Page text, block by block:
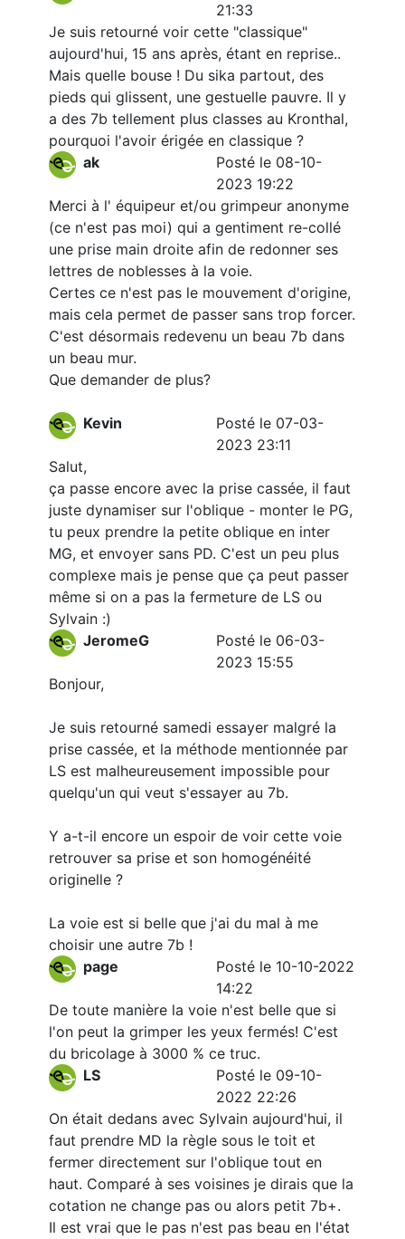
21:33
Je suis retourné voir cette "classique"
aujourd'hui, 15 ans après, étant en reprise..
Mais quelle bouse ! Du sika partout, des
pieds qui glissent, une gestuelle pauvre. Il y
a des 7b tellement plus classes au Kronthal,
pourquoi l'avoir érigée en classique ?
ak
Posté le 08-10-
2023 19:22
Merci à l' équipeur et/ou grimpeur anonyme
(ce n'est pas moi) qui a gentiment re-collé
une prise main droite afin de redonner ses
lettres de noblesses à la voie.
Certes ce n'est pas le mouvement d'origine,
mais cela permet de passer sans trop forcer.
C'est désormais redevenu un beau 7b dans
un beau mur.
Que demander de plus?
Kevin
Posté le 07-03-
2023 23:11
Salut,
ça passe encore avec la prise cassée, il faut
juste dynamiser sur l'oblique - monter le PG,
tu peux prendre la petite oblique en inter
MG, et envoyer sans PD. C'est un peu plus
complexe mais je pense que ça peut passer
même si on a pas la fermeture de LS ou
Sylvain :)
JeromeG
Posté le 06-03-
2023 15:55
Bonjour,
Je suis retourné samedi essayer malgré la
prise cassée, et la méthode mentionnée par
LS est malheureusement impossible pour
quelqu'un qui veut s'essayer au 7b.
Y a-t-il encore un espoir de voir cette voie
retrouver sa prise et son homogénéité
originelle ?
La voie est si belle que j'ai du mal à me
choisir une autre 7b !
page
Posté le 10-10-2022
14:22
De toute manière la voie n'est belle que si
l'on peut la grimper les yeux fermés! C'est
du bricolage à 3000 % ce truc.
LS
Posté le 09-10-
2022 22:26
On était dedans avec Sylvain aujourd'hui, il
faut prendre MD la règle sous le toit et
fermer directement sur l'oblique tout en
haut. Comparé à ses voisines je dirais que la
cotation ne change pas ou alors petit 7b+.
Il est vrai que le pas n'est pas beau en l'état